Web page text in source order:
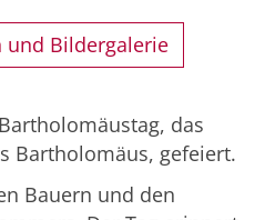
Bildergalerie
das
Bartholomäus, gefeiert.
Bauern und den